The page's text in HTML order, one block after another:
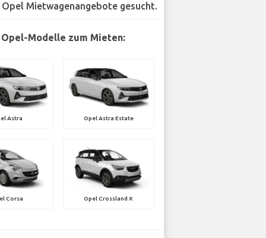
Opel Mietwagenangebote gesucht.
Modelle zum Mieten:
Astra Opel Astra Estate
Corsa Opel Crossland X